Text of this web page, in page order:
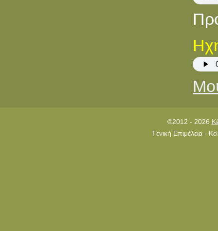
©2012 - 2026
Γενική Επιμέλεια -